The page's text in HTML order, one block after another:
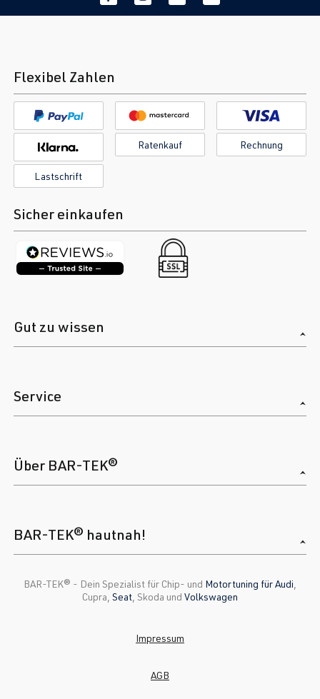
Flexibel Zahlen
Ratenkauf Rechnung
Lastschrift
Sicher einkaufen
Gut zu wissen
Service
Über BAR-TEK®
BAR-TEK® hautnah!
BAR-TEK®️ - Dein Spezialist für Chip- und Motortuning für Audi
Cupra, Seat , Skoda und Volkswagen
Impressum
AGB